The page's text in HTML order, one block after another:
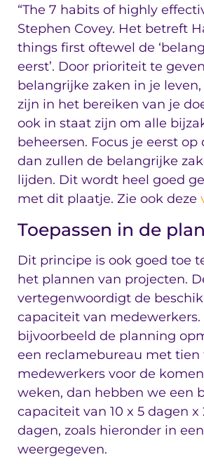
“The 7 habits of highly
Stephen Covey. Het betreft
things first oftewel de
eerst’. Door prioriteit te
belangrijke zaken in je
zijn in het bereiken van je
ook in staat zijn om alle
beheersen. Focus je eerst op
dan zullen de belangrijke
lijden. Dit wordt heel goed
met dit plaatje. Zie ook deze
Toepassen in de
Dit principe is ook goed toe
het plannen van projecten.
vertegenwoordigt de
capaciteit van medewerkers.
bijvoorbeeld de planning
een reclamebureau met
medewerkers voor de
weken, dan hebben we een
capaciteit van 10 x 5 dagen x
dagen, zoals hieronder in een
weergegeven.